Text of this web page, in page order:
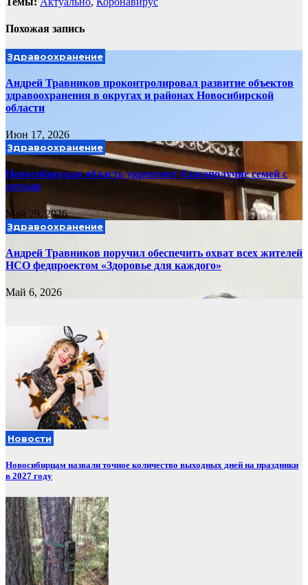
Похожая запись
Здравоохранение
Андрей Травников проконтролировал развитие объектов
здравоохранения в округах и районах Новосибирской
области
Июн 17, 2026
Здравоохранение
Новосибирская область укрепляет благополучие семей с
детьми
Май 29, 2026
Здравоохранение
Андрей Травников поручил обеспечить охват всех жителей
НСО федпроектом «Здоровье для каждого»
Май 6, 2026
Новости
Новосибирцам назвали точное количество выходных дней на праздники
в 2027 году